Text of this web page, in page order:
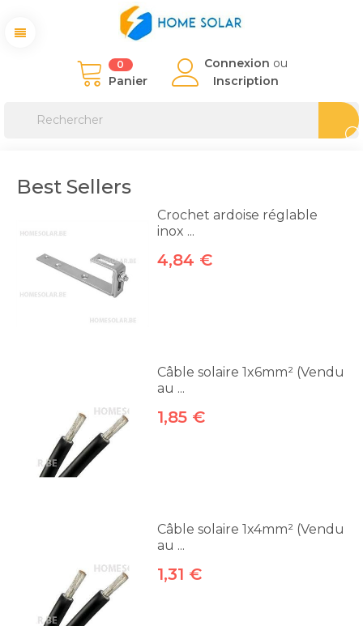
0
Panier
Connexion ou
Inscription
Best Sellers
Crochet ardoise réglable
inox ...
4,84 €
Câble solaire 1x6mm² (Vendu
au ...
1,85 €
Câble solaire 1x4mm² (Vendu
au ...
1,31 €